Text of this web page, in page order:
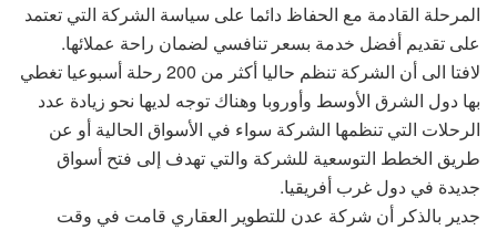
المرحلة القادمة مع الحفاظ دائما على سياسة الشركة التي تعتمد
على تقديم أفضل خدمة بسعر تنافسي لضمان راحة عملائها.
لافتا الى أن الشركة تنظم حاليا أكثر من 200 رحلة أسبوعيا تغطي
بها دول الشرق الأوسط وأوروبا وهناك توجه لديها نحو زيادة عدد
الرحلات التي تنظمها الشركة سواء في الأسواق الحالية أو عن
طريق الخطط التوسعية للشركة والتي تهدف إلى فتح أسواق
جديدة في دول غرب أفريقيا.
جدير بالذكر أن شركة عدن للتطوير العقاري قامت في وقت